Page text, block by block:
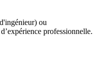
ou
professionnelle.